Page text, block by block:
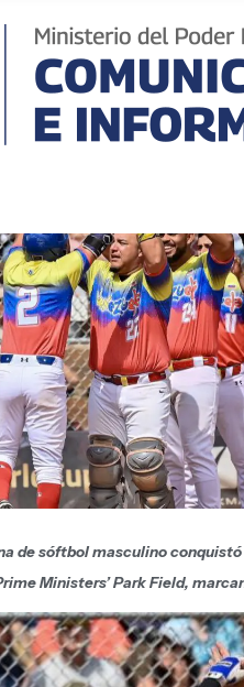
de sóftbol masculino
Ministers’ Park Field,